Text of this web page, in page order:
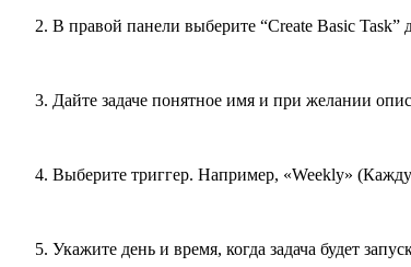
В правой панели выберите “Create Basic Task”
Дайте задаче понятное имя и при желании
Выберите триггер. Например, «Weekly»
Укажите день и время, когда задача будет